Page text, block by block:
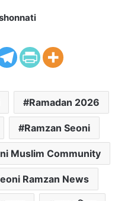
Ramadan 2026
Ramzan Seoni
Muslim Community
Ramzan News